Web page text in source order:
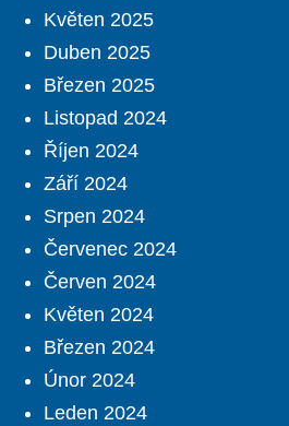
Květen 2025
Duben 2025
Březen 2025
Listopad 2024
Říjen 2024
Září 2024
Srpen 2024
Červenec 2024
Červen 2024
Květen 2024
Březen 2024
Únor 2024
Leden 2024